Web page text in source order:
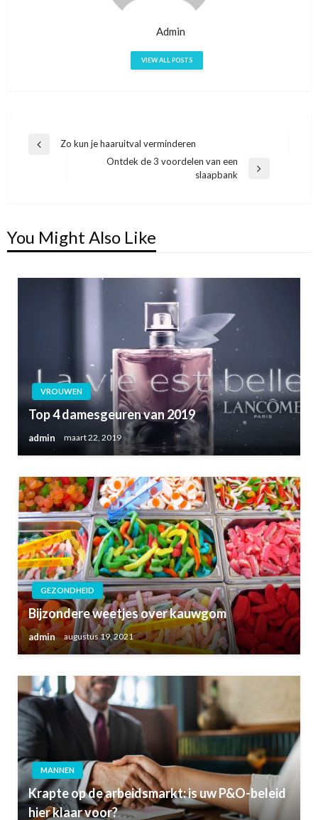
Admin
VIEW ALL POSTS
Bericht
Previous
Zo kun je haaruitval verminderen
Ontdek de 3 voordelen van een
slaapbank
You Might Also Like
VROUWEN
Top 4 damesgeuren van 2019
admin maart 22, 2019
GEZONDHEID
Bijzondere weetjes over kauwgom
admin augustus 19, 2021
MANNEN
Krapte op de arbeidsmarkt: is uw P&O-beleid
hier klaar voor?